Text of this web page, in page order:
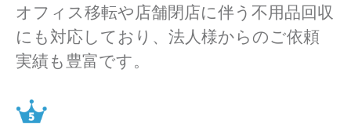
オフィス移転や店舗閉店に伴う不用品回収
にも対応しており、法人様からのご依頼
実績も豊富です。